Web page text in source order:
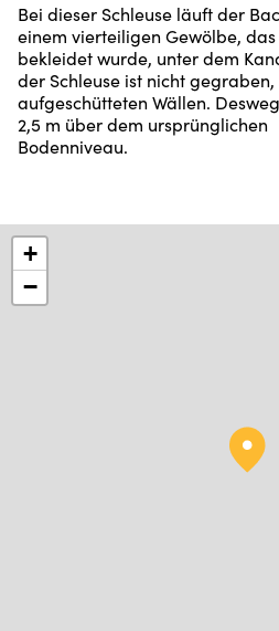
Bei dieser Schleuse läuft der
einem vierteiligen Gewölbe,
bekleidet wurde, unter dem
der Schleuse ist nicht
aufgeschütteten Wällen.
2,5 m über dem ursprünglichen
Bodenniveau.
+
−